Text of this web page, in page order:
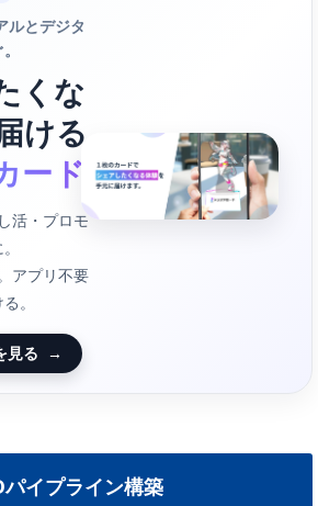
ルとデジタ
くな
ける
ード
活・プロモ
アプリ不要
。
見る →
イプライン構築